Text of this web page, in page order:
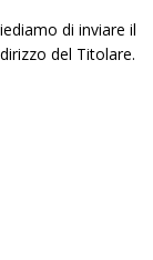
di inviare il
del Titolare.